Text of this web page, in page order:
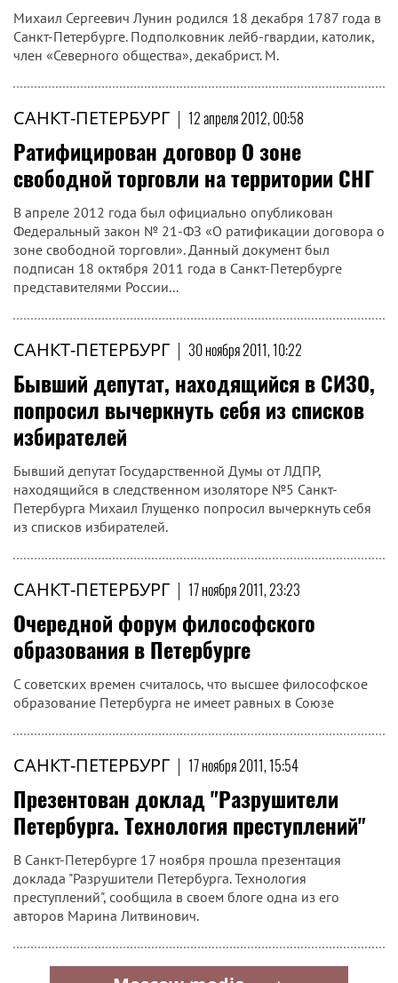
Михаил Сергеевич Лунин родился 18 декабря 1787 года в
Санкт-Петербурге. Подполковник лейб-гвардии, католик,
член «Северного общества», декабрист. М.
САНКТ-ПЕТЕРБУРГ | 12 апреля 2012, 00:58
Ратифицирован договор О зоне
свободной торговли на территории СНГ
В апреле 2012 года был официально опубликован
Федеральный закон № 21-ФЗ «О ратификации договора о
зоне свободной торговли». Данный документ был
подписан 18 октября 2011 года в Санкт-Петербурге
представителями России...
САНКТ-ПЕТЕРБУРГ | 30 ноября 2011, 10:22
Бывший депутат, находящийся в СИЗО,
попросил вычеркнуть себя из списков
избирателей
Бывший депутат Государственной Думы от ЛДПР,
находящийся в следственном изоляторе №5 Санкт-
Петербурга Михаил Глущенко попросил вычеркнуть себя
из списков избирателей.
САНКТ-ПЕТЕРБУРГ | 17 ноября 2011, 23:23
Очередной форум философского
образования в Петербурге
С советских времен считалось, что высшее философское
образование Петербурга не имеет равных в Союзе
САНКТ-ПЕТЕРБУРГ | 17 ноября 2011, 15:54
Презентован доклад "Разрушители
Петербурга. Технология преступлений"
В Санкт-Петербурге 17 ноября прошла презентация
доклада "Разрушители Петербурга. Технология
преступлений", сообщила в своем блоге одна из его
авторов Марина Литвинович.